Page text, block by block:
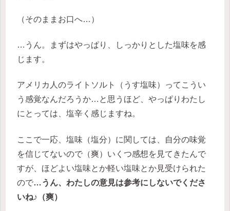
（そのままお口へ…）
…うん。まずはやっぱり、しっかりとした塩味を感
じます。
アメリカ人のライトソルト（うす塩味）ってこうい
う感覚なんだろうか…と思うほど、やっぱりわたし
にとっては、塩辛く感じますね。
ここで一応、塩味（塩分）に関しては、自分の味覚
を信じてないので（爽）いくつ感想を見てきたんで
すが、ほどよい塩味とか軽い塩味とか見受けられた
ので…うん、わたしの意見は参考にしないでくださ
いね♪（爽）